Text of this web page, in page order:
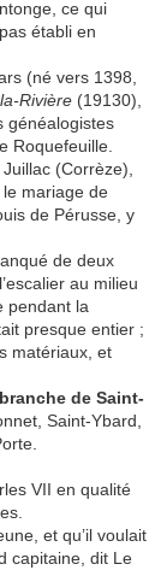
ce qui
établi en
(né vers 1398,
Rivière (19130),
généalogistes
Roquefeuille.
(Corrèze),
mariage de
de Pérusse, y
de deux
au milieu
pendant la
presque entier ;
matériaux, et
de Saint-
Saint-Ybard,
VII en qualité
et qu’il voulait
capitaine, dit Le